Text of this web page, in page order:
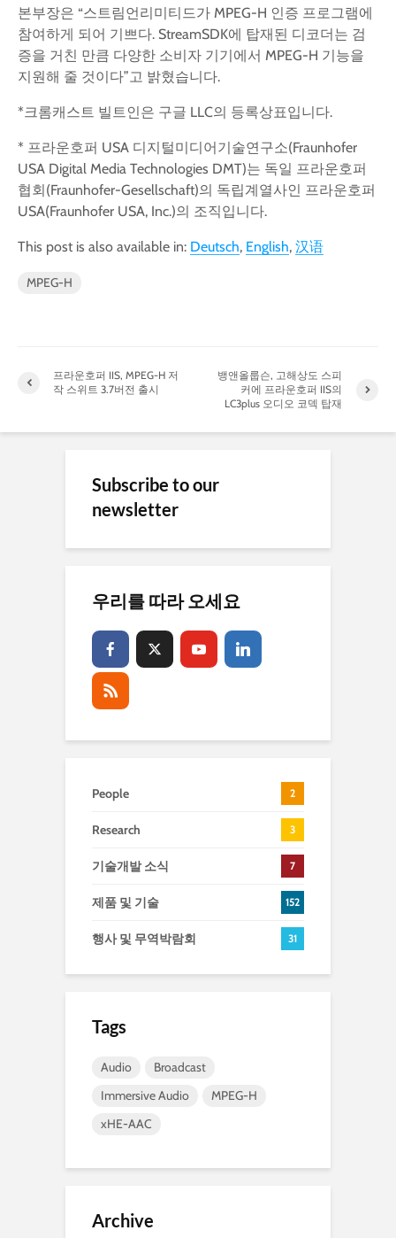
본부장은 “스트림언리미티드가 MPEG-H 인증 프로그램에
참여하게 되어 기쁘다. StreamSDK에 탑재된 디코더는 검
증을 거친 만큼 다양한 소비자 기기에서 MPEG-H 기능을
지원해 줄 것이다”고 밝혔습니다.
*크롬캐스트 빌트인은 구글 LLC의 등록상표입니다.
* 프라운호퍼 USA 디지털미디어기술연구소(Fraunhofer
USA Digital Media Technologies DMT)는 독일 프라운호퍼
협회(Fraunhofer-Gesellschaft)의 독립계열사인 프라운호퍼
USA(Fraunhofer USA, Inc.)의 조직입니다.
This post is also available in: Deutsch English 汉语
MPEG-H
프라운호퍼 IIS, MPEG-H 저
작 스위트 3.7버전 출시
뱅앤올룹슨, 고해상도 스피
커에 프라운호퍼 IIS의
LC3plus 오디오 코덱 탑재
Subscribe to our
newsletter
우리를 따라 오세요
People 2
Research 3
기술개발 소식 7
제품 및 기술 152
행사 및 무역박람회 31
Tags
Audio
Broadcast
Immersive Audio
MPEG-H
xHE-AAC
Archive